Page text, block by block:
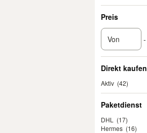
Preis
-
Direkt kaufen
Aktiv (42)
Paketdienst
DHL
(17)
Hermes (16)